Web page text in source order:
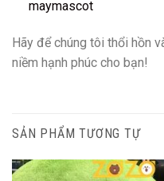
maymascot
Hãy để chúng tôi thổi hồn
niềm hạnh phúc cho bạn!
SẢN PHẨM TƯƠNG TỰ